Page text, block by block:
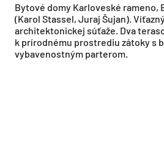
Bytové domy Karloveské rameno,
(Karol Stassel, Juraj Šujan).
architektonickej súťaže. Dva
k prírodnému prostrediu zátoky s
vybavenostným parterom.